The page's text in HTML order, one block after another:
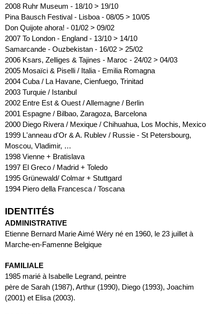
2008 Ruhr Museum - 18/10 > 19/10
Pina Bausch Festival - Lisboa - 08/05 > 10/05
Don Quijote ahora! - 01/02 > 09/02
2007 To London - England - 13/10 > 14/10
Samarcande - Ouzbekistan - 16/02 > 25/02
2006 Ksars, Zelliges & Tajines - Maroc - 24/02 > 04/03
2005 Mosaïci & Piselli / Italia - Emilia Romagna
2004 Cuba / La Havane, Cienfuego, Trinitad
2003 Turquie / Istanbul
2002 Entre Est & Ouest / Allemagne / Berlin
2001 Espagne / Bilbao, Zaragoza, Barcelona
2000 Diego Rivera / Mexique / Chihuahua, Los Mochis, Mexico
1999 L'anneau d'Or & A. Rublev / Russie - St Petersbourg,
Moscou, Vladimir, …
1998 Vienne + Bratislava
1997 El Greco / Madrid + Toledo
1995 Grünewald/ Colmar + Stuttgard
1994 Piero della Francesca / Toscana
IDENTITÉS
ADMINISTRATIVE
Etienne Bernard Marie Aimé Wéry né en 1960, le 23 juillet à
Marche-en-Famenne Belgique
FAMILIALE
1985 marié à Isabelle Legrand, peintre
père de Sarah (1987), Arthur (1990), Diego (1993), Joachim
(2001) et Elisa (2003).